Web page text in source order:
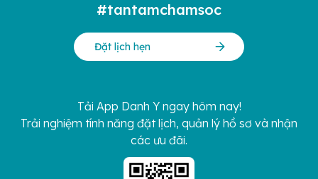
#tantamchamsoc
Đặt lịch hẹn
Tải App Danh Y ngay hôm nay!
Trải nghiệm tính năng đặt lịch, quản lý hồ sơ và nhận
các ưu đãi.